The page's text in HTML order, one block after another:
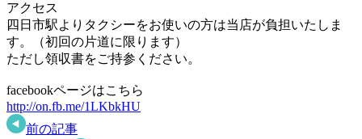
アクセス
四日市駅よりタクシーをお使いの方は当店が負担いたしま
す。（初回の片道に限ります）
ただし領収書をご持参ください。
facebookページはこちら
http://on.fb.me/1LKbkHU
前の記事